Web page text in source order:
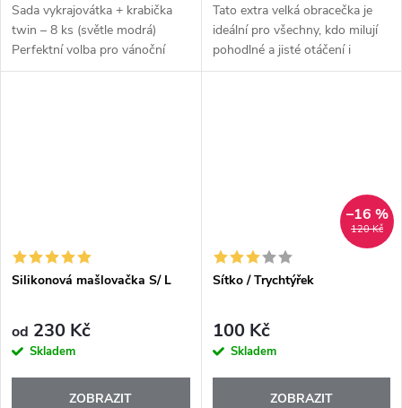
Sada vykrajovátka + krabička
twin – 8 ks (světle modrá)
Perfektní volba pro vánoční
pečení i celoroční tvoření! 💙
Tato extra velká obracečka je
ideální pro všechny, kdo milují
pohodlné a jisté otáčení i
servírování větších porcí. Díky
Silikonová mašlovačka S/ L
od 230 Kč
Skladem
ZOBRAZIT
120 Kč
–16 %
Sítko / Trychtýřek
100 Kč
Skladem
ZOBRAZIT